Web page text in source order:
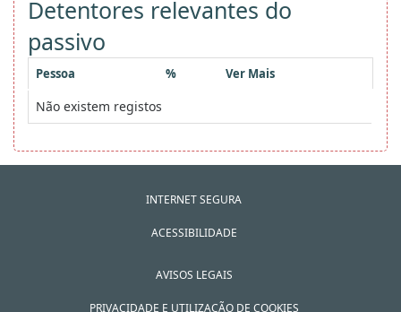
Detentores relevantes do
passivo
Pessoa % Ver Mais
Não existem registos
INTERNET SEGURA
ACESSIBILIDADE
AVISOS LEGAIS
PRIVACIDADE E UTILIZAÇÃO DE COOKIES